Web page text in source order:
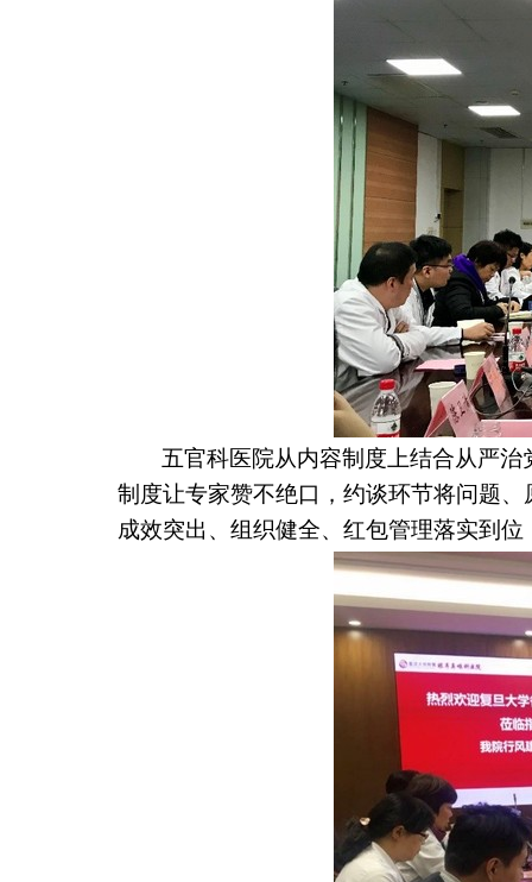
五官科医院从内容制度上结合从严
制度让专家赞不绝口，约谈环节将问题
成效突出、组织健全、红包管理落实到